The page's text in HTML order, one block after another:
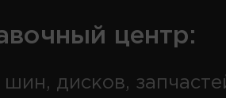
центр:
шин, дисков,